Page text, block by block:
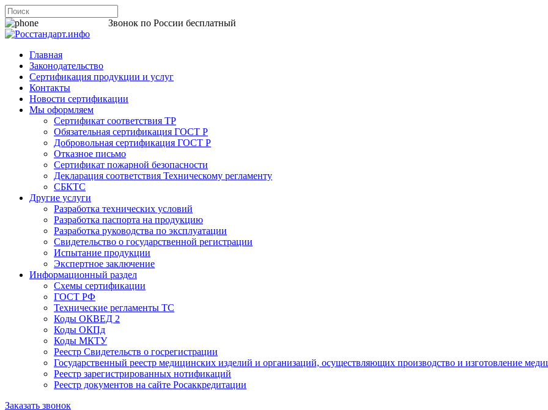
Звонок по России бесплатный
Главная
Законодательство
Сертификация продукции и услуг
Контакты
Новости сертификации
Мы оформляем
Сертификат соответствия ТР
Обязательная сертификация ГОСТ Р
Добровольная сертификация ГОСТ Р
Отказное письмо
Сертификат пожарной безопасности
Декларация соответствия Техническому регламенту
СБКТС
Другие услуги
Разработка технических условий
Разработка паспорта на продукцию
Разработка руководства по эксплуатации
Свидетельство о государственной регистрации
Испытание продукции
Экспертное заключение
Информационный раздел
Схемы сертификации
ГОСТ РФ
Технические регламенты ТС
Коды ОКВЕД 2
Коды ОКПд
Коды МКТУ
Реестр Свидетельств о госрегистрации
Государственный реестр медицинских изделий и организаций, осуществляющих производство и изготовление
Реестр зарегистрированных нотификаций
Реестр документов на сайте Росаккредитации
Заказать звонок